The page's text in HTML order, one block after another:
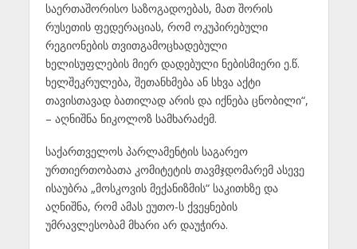
საერთაშორისო საზოგადოებას, მათ შორის
რუსეთის ფედერაციას, რომ ოკუპირებული
რეგიონების თვითგამოცხადებული
ხელისუფლების მიერ დადებული ნებისმიერი ე.წ.
ხელშეკრულება, შეთანხმება ან სხვა აქტი
თავისთავად ბათილად არის და იქნება ცნობილი“,
– აღნიშნა ნიკოლოზ სამხარაძემ.
საქართველოს პარლამენტის საგარეო
ურთიერთობათა კომიტეტის თავმჯდომარემ ასევე
ისაუბრა „მოსკოვის მექანიზმის“ საკითხზე და
აღნიშნა, რომ ამას ეუთო-ს ქვეყნების
უმრავლესობამ მხარი არ დაუჭირა.